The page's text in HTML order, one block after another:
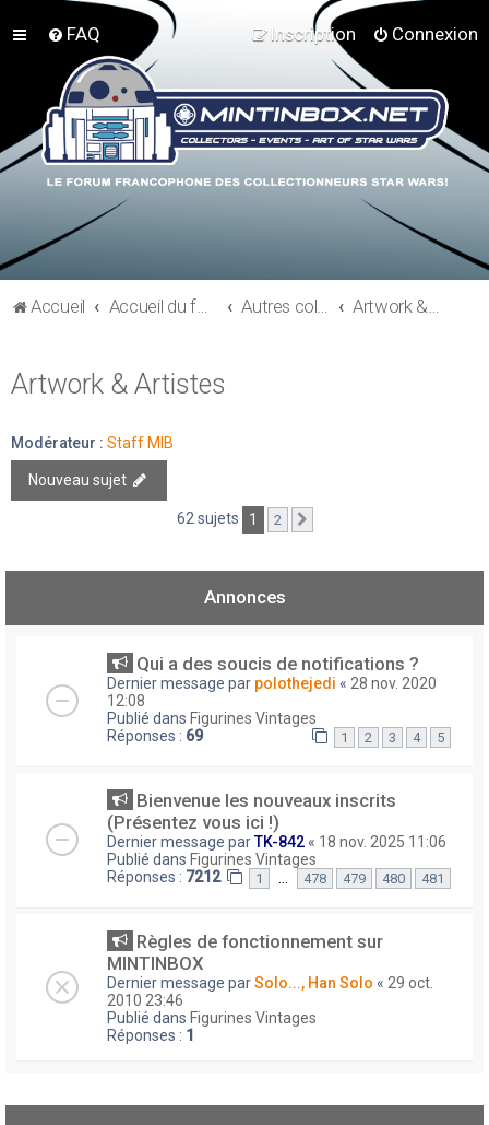
FAQ Connexion
Inscription
Accueil Accueil du forum Autres collections Star Wars Artwork & Artistes
Artwork & Artistes
Modérateur : Staff MIB
Nouveau sujet
62 sujets 1 2
Annonces
Qui a des soucis de notifications ?
Dernier message par polothejedi « 28 nov. 2020
12:08
Publié dans Figurines Vintages
Réponses : 69 1 2 3 4 5
Bienvenue les nouveaux inscrits
(Présentez vous ici !)
Dernier message parTK-842 « 18 nov. 2025 11:06
Publié dans Figurines Vintages
Réponses : 7212 1 … 478 479 480 481
Règles de fonctionnement sur
MINTINBOX
Dernier message parSolo..., Han Solo « 29 oct.
2010 23:46
Publié dans Figurines Vintages
Réponses : 1